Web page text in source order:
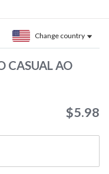
Change country
CASUAL AO
$5.98